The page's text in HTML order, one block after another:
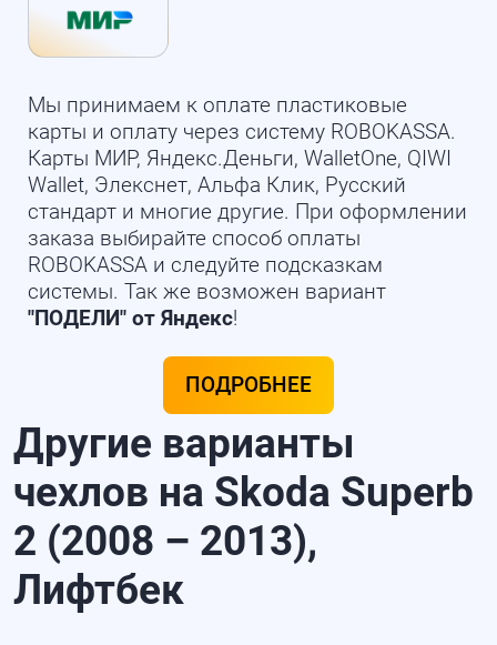
Мы принимаем к оплате пластиковые
карты и оплату через систему ROBOKASSA.
Карты МИР, Яндекс.Деньги, WalletOne, QIWI
Wallet, Элекснет, Альфа Клик, Русский
стандарт и многие другие. При оформлении
заказа выбирайте способ оплаты
ROBOKASSA и следуйте подсказкам
системы. Так же возможен вариант
"ПОДЕЛИ" от Яндекс!
ПОДРОБНЕЕ
Другие варианты
чехлов на Skoda Superb
2 (2008 – 2013),
Лифтбек